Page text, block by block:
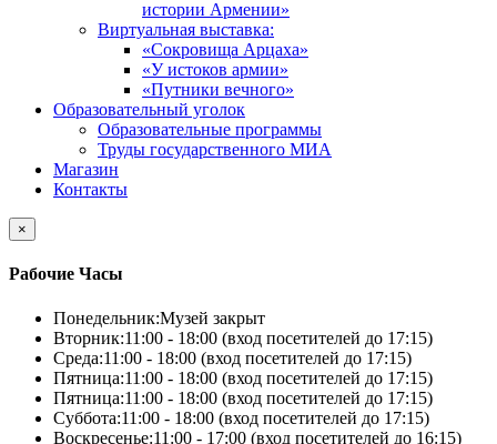
истории Армении»
Виртуальная выставка:
«Сокровища Арцаха»
«У истоков армии»
«Путники вечного»
Образовательный уголок
Образовательные программы
Труды государственного МИА
Магазин
Контакты
×
Рабочие Часы
Понедельник:Музей закрыт
Вторник:11:00 - 18:00 (вход посетителей до 17:15)
Среда:11:00 - 18:00 (вход посетителей до 17:15)
Пятница:11:00 - 18:00 (вход посетителей до 17:15)
Пятница:11:00 - 18:00 (вход посетителей до 17:15)
Суббота:11:00 - 18:00 (вход посетителей до 17:15)
Воскресенье:11:00 - 17:00 (вход посетителей до 16:15)